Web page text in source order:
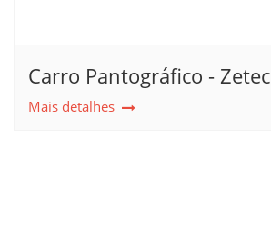
Carro Pantográfico - Zetec
Mais detalhes